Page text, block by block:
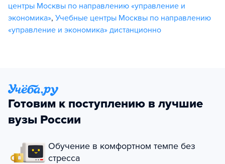
центры Москвы по направлению «управление и
экономика», Учебные центры Москвы по направлению
«управление и экономика» дистанционно
Готовим к поступлению в лучшие
вузы России
Обучение в комфортном темпе без
стресса